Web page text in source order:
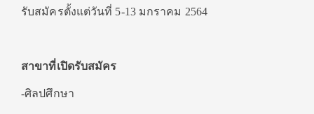
รับสมัครตั้งแต่วันที่ 5-13 มกราคม 2564
สาขาที่เปิดรับสมัคร
-ศิลปศึกษา